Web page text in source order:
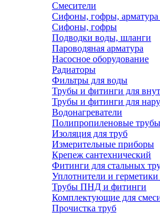
Смесители
Сифоны, гофры, арматура
Сифоны, гофры
Подводки воды, шланги
Пароводяная арматура
Насосное оборудование
Радиаторы
Фильтры для воды
Трубы и фитинги для
Трубы и фитинги для
Водонагреватели
Полипропиленовые
Изоляция для труб
Измерительные приборы
Крепеж сантехнический
Фитинги для стальных
Уплотнители и
Трубы ПНД и фитинги
Комплектующие для
Прочистка труб